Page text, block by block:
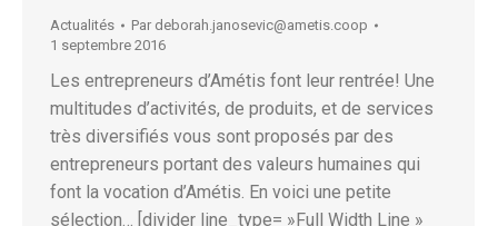
Actualités Par deborah.janosevic@ametis.coop
1 septembre 2016
Les entrepreneurs d’Amétis font leur rentrée! Une
multitudes d’activités, de produits, et de services
très diversifiés vous sont proposés par des
entrepreneurs portant des valeurs humaines qui
font la vocation d’Amétis. En voici une petite
sélection… [divider line_type= »Full Width Line »